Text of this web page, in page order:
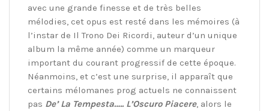
avec une grande finesse et de très belles
mélodies, cet opus est resté dans les mémoires (à
l’instar de Il Trono Dei Ricordi, auteur d’un unique
album la même année) comme un marqueur
important du courant progressif de cette époque.
Néanmoins, et c’est une surprise, il apparaît que
certains mélomanes prog actuels ne connaissent
pas De’ La Tempesta….. L’Oscuro Piacere, alors le